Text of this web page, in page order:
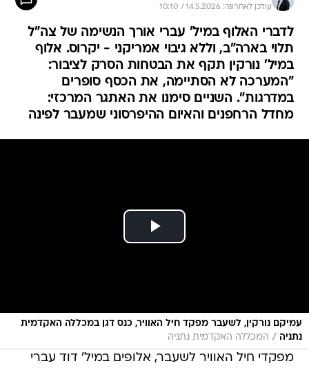
עודכן לאחרונה: 14.5.2026 / 10:10
לדברי האלוף במיל' עברי אורך הנשימה של צה"ל
תלוי בארה"ב, וללא גיבוי אמריקני - יקרוס. אלוף
במיל' נורקין תקף את הבטחות הסרק לציבור:
"המערכה לא הסתיימה, את הכסף סופרים
במדרגות". השניים סימנו את האתגר המרכזי:
מחדל הרחפנים והאיום ההיפרסוני שמעבר לפינה
עמיקם נורקין, לשעבר מפקד חיל האוויר, כנס דגן במכללה האקדמית
נתניה / המכללה האקדמית נתניה
מפקדי חיל האוויר לשעבר, אלופים במיל' דוד עברי